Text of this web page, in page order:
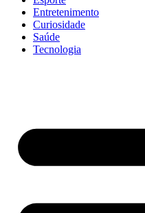
Entretenimento
Curiosidade
Saúde
Tecnologia